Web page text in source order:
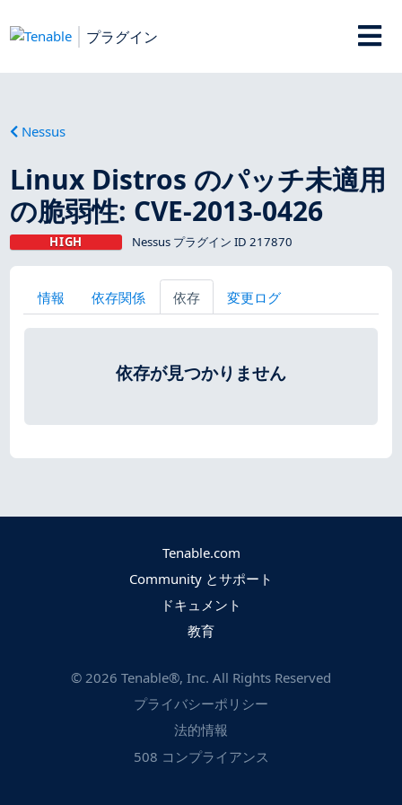
プラグイン
Nessus
Linux Distros のパッチ未適用
の脆弱性: CVE-2013-0426
HIGH Nessus プラグイン ID 217870
情報 依存関係 依存 変更ログ
依存が見つかりません
Tenable.com
Community とサポート
ドキュメント
教育
© 2026 Tenable®, Inc. All Rights Reserved
プライバシーポリシー
法的情報
508 コンプライアンス